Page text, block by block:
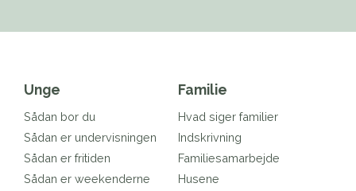
Unge
Sådan bor du
Sådan er undervisningen
Sådan er fritiden
Sådan er weekenderne
Familie
Hvad siger familier
Indskrivning
Familiesamarbejde
Husene